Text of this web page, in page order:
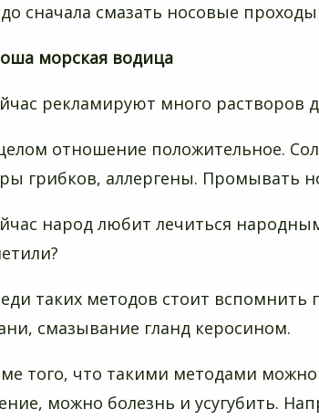
сначала смазать носовые
морская водица
рекламируют много растворов
отношение положительное.
грибков, аллергены. Промывать
народ любит лечиться
таких методов стоит вспомнить
смазывание гланд керосином.
того, что такими методами
можно болезнь и усугубить.